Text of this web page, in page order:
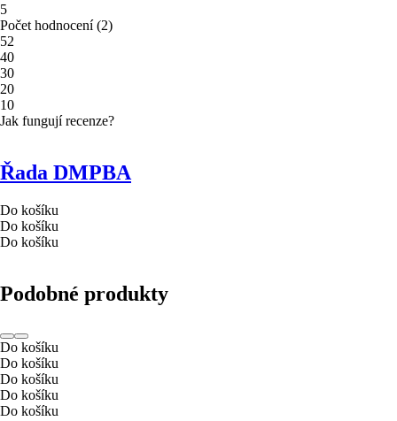
5
Počet hodnocení(2)
52
40
30
20
10
Jak fungují recenze?
Řada DMPBA
Do košíku
Do košíku
Do košíku
Podobné produkty
Do košíku
Do košíku
Do košíku
Do košíku
Do košíku